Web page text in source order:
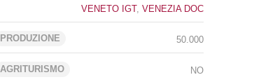
VENETO IGT, VENEZIA DOC
PRODUZIONE 50.000
AGRITURISMO NO